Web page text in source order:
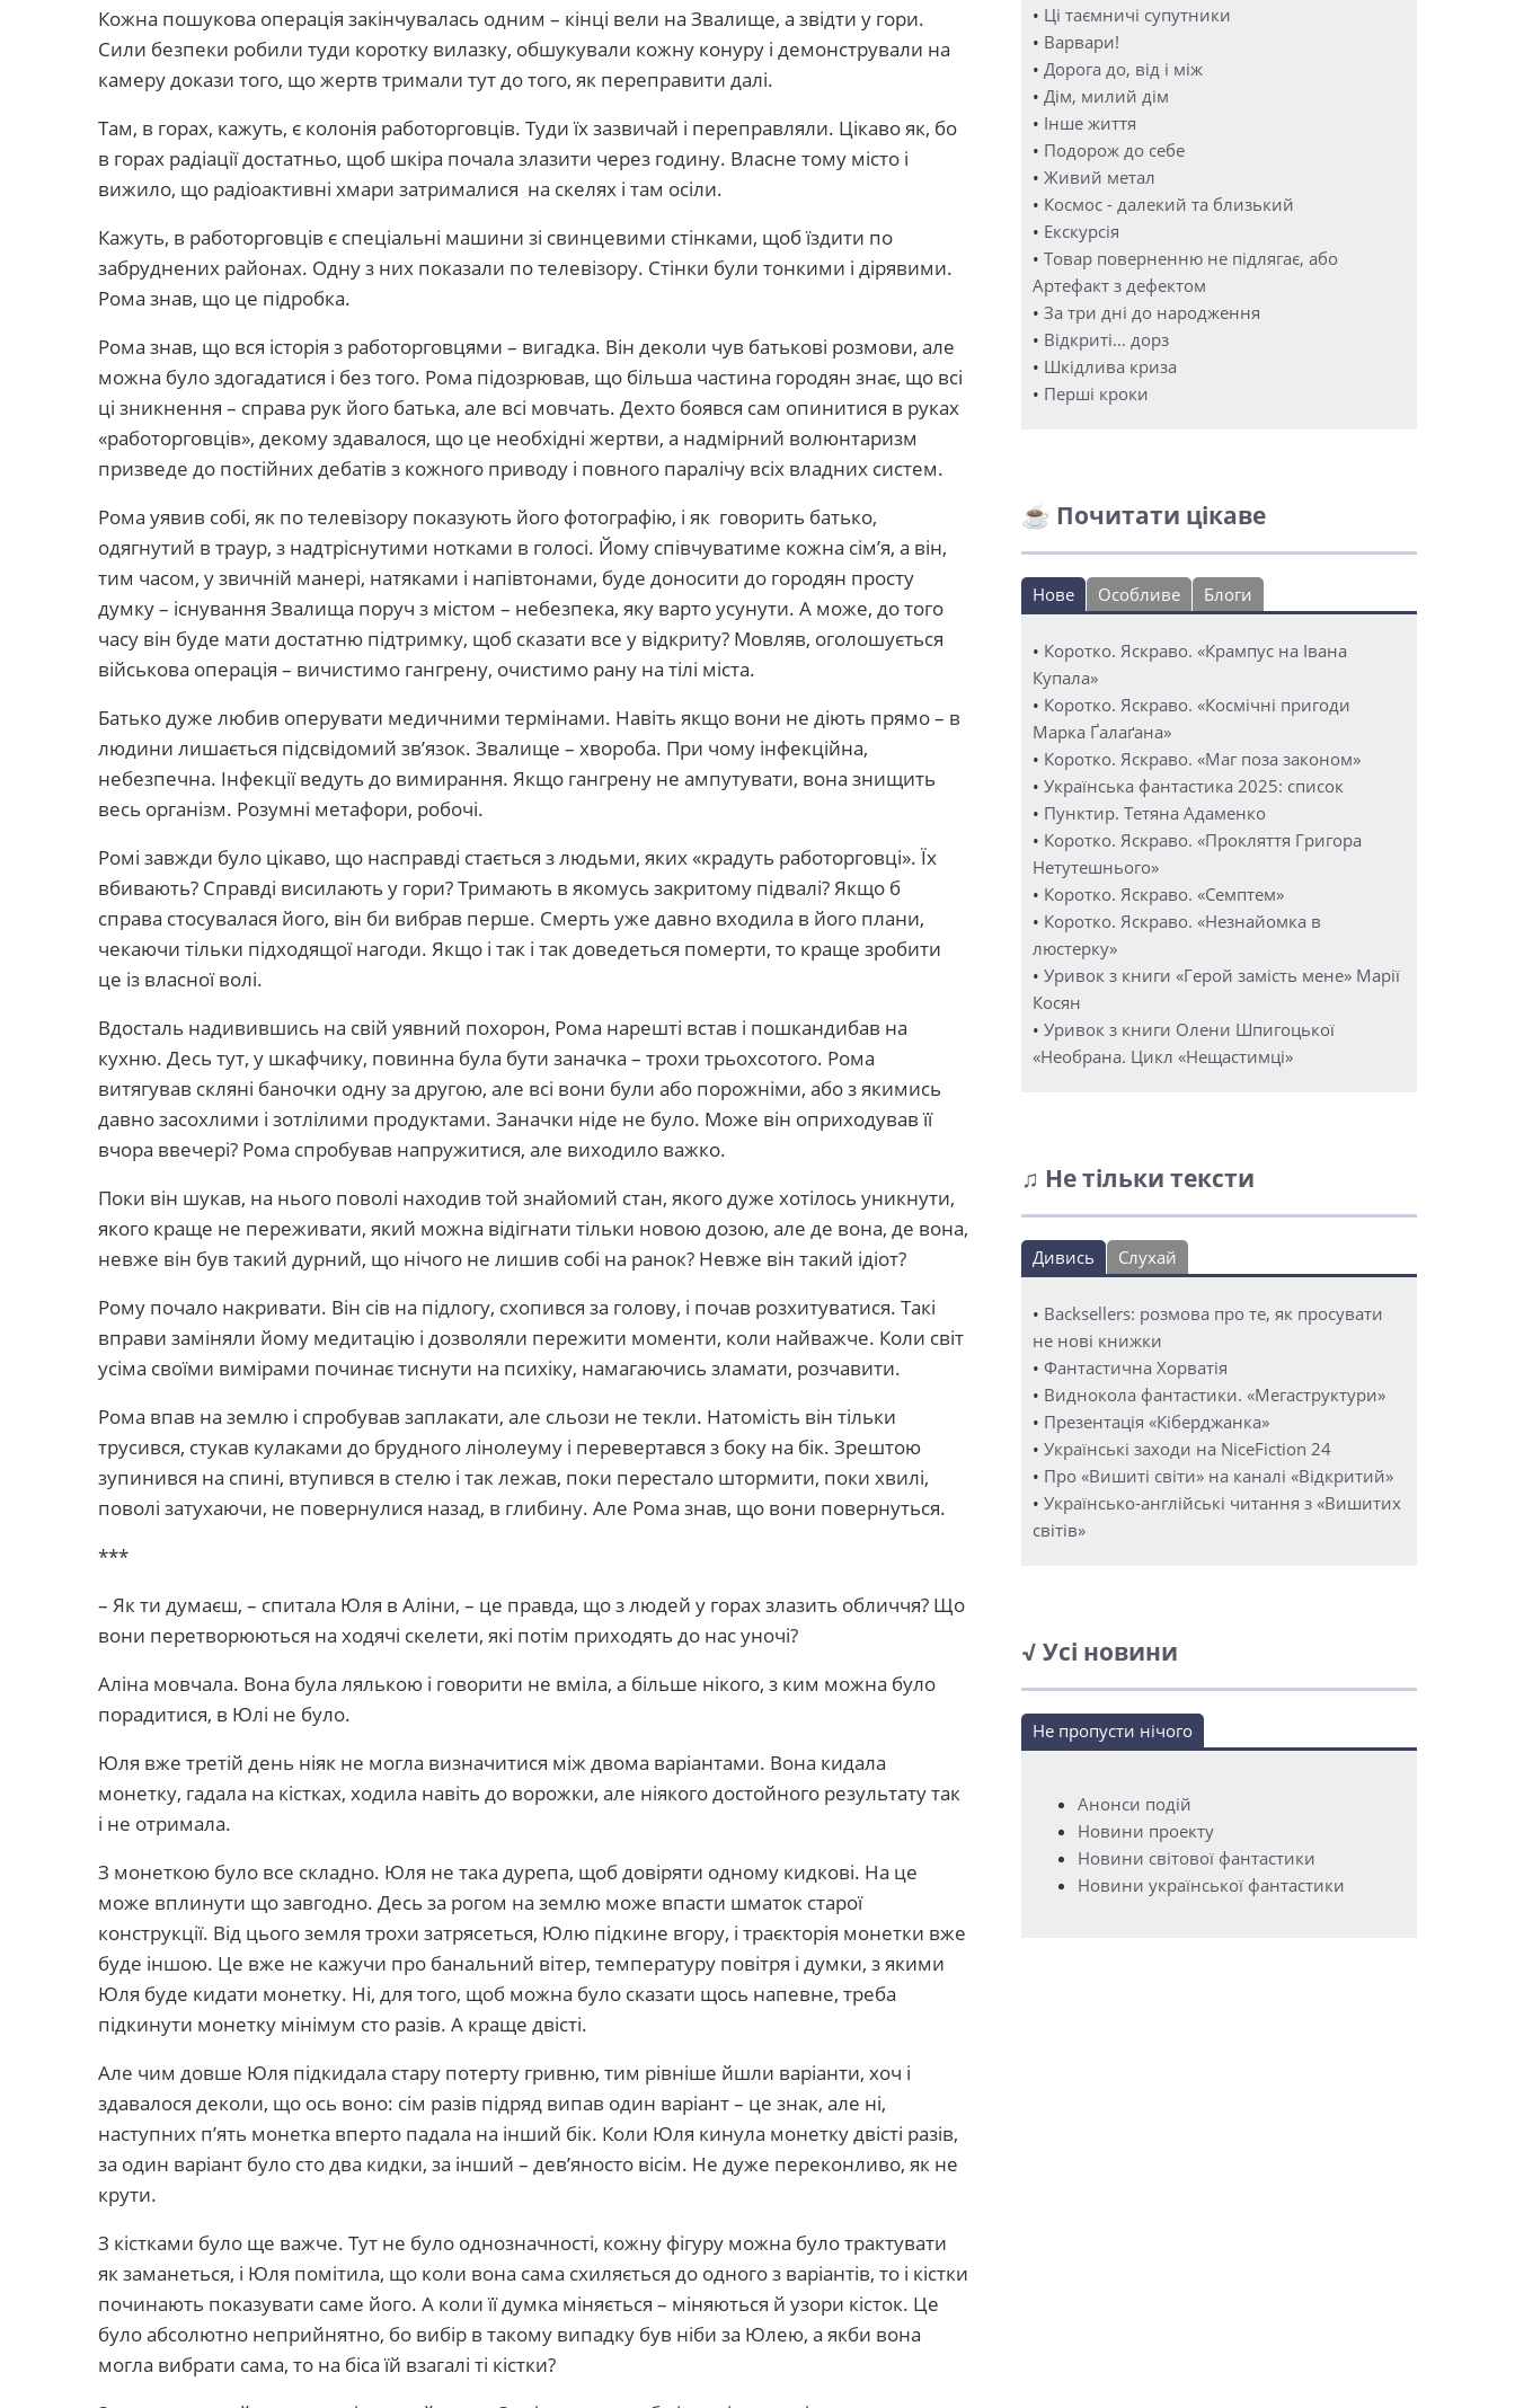
Кожна пошукова операція закінчувалась одним – кінці вели на Звалище, а звідти у гори.
Сили безпеки робили туди коротку вилазку, обшукували кожну конуру і демонстрували на
камеру докази того, що жертв тримали тут до того, як переправити далі.
Там, в горах, кажуть, є колонія работорговців. Туди їх зазвичай і переправляли. Цікаво як, бо
в горах радіації достатньо, щоб шкіра почала злазити через годину. Власне тому місто і
вижило, що радіоактивні хмари затрималися на скелях і там осіли.
Кажуть, в работорговців є спеціальні машини зі свинцевими стінками, щоб їздити по
забруднених районах. Одну з них показали по телевізору. Стінки були тонкими і дірявими.
Рома знав, що це підробка.
Рома знав, що вся історія з работорговцями – вигадка. Він деколи чув батькові розмови, але
можна було здогадатися і без того. Рома підозрював, що більша частина городян знає, що всі
ці зникнення – справа рук його батька, але всі мовчать. Дехто боявся сам опинитися в руках
«работорговців», декому здавалося, що це необхідні жертви, а надмірний волюнтаризм
призведе до постійних дебатів з кожного приводу і повного паралічу всіх владних систем.
Рома уявив собі, як по телевізору показують його фотографію, і як говорить батько,
одягнутий в траур, з надтріснутими нотками в голосі. Йому співчуватиме кожна сім’я, а він,
тим часом, у звичній манері, натяками і напівтонами, буде доносити до городян просту
думку – існування Звалища поруч з містом – небезпека, яку варто усунути. А може, до того
часу він буде мати достатню підтримку, щоб сказати все у відкриту? Мовляв, оголошується
військова операція – вичистимо гангрену, очистимо рану на тілі міста.
Батько дуже любив оперувати медичними термінами. Навіть якщо вони не діють прямо – в
людини лишається підсвідомий зв’язок. Звалище – хвороба. При чому інфекційна,
небезпечна. Інфекції ведуть до вимирання. Якщо гангрену не ампутувати, вона знищить
весь організм. Розумні метафори, робочі.
Ромі завжди було цікаво, що насправді стається з людьми, яких «крадуть работорговці». Їх
вбивають? Справді висилають у гори? Тримають в якомусь закритому підвалі? Якщо б
справа стосувалася його, він би вибрав перше. Смерть уже давно входила в його плани,
чекаючи тільки підходящої нагоди. Якщо і так і так доведеться померти, то краще зробити
це із власної волі.
Вдосталь надивившись на свій уявний похорон, Рома нарешті встав і пошкандибав на
кухню. Десь тут, у шкафчику, повинна була бути заначка – трохи трьохсотого. Рома
витягував скляні баночки одну за другою, але всі вони були або порожніми, або з якимись
давно засохлими і зотлілими продуктами. Заначки ніде не було. Може він оприходував її
вчора ввечері? Рома спробував напружитися, але виходило важко.
Поки він шукав, на нього поволі находив той знайомий стан, якого дуже хотілось уникнути,
якого краще не переживати, який можна відігнати тільки новою дозою, але де вона, де вона,
невже він був такий дурний, що нічого не лишив собі на ранок? Невже він такий ідіот?
Рому почало накривати. Він сів на підлогу, схопився за голову, і почав розхитуватися. Такі
вправи заміняли йому медитацію і дозволяли пережити моменти, коли найважче. Коли світ
усіма своїми вимірами починає тиснути на психіку, намагаючись зламати, розчавити.
Рома впав на землю і спробував заплакати, але сльози не текли. Натомість він тільки
трусився, стукав кулаками до брудного лінолеуму і перевертався з боку на бік. Зрештою
зупинився на спині, втупився в стелю і так лежав, поки перестало штормити, поки хвилі,
поволі затухаючи, не повернулися назад, в глибину. Але Рома знав, що вони повернуться.
***
– Як ти думаєш, – спитала Юля в Аліни, – це правда, що з людей у горах злазить обличчя? Що
вони перетворюються на ходячі скелети, які потім приходять до нас уночі?
Аліна мовчала. Вона була лялькою і говорити не вміла, а більше нікого, з ким можна було
порадитися, в Юлі не було.
Юля вже третій день ніяк не могла визначитися між двома варіантами. Вона кидала
монетку, гадала на кістках, ходила навіть до ворожки, але ніякого достойного результату так
і не отримала.
З монеткою було все складно. Юля не така дурепа, щоб довіряти одному кидкові. На це
може вплинути що завгодно. Десь за рогом на землю може впасти шматок старої
конструкції. Від цього земля трохи затрясеться, Юлю підкине вгору, і траєкторія монетки вже
буде іншою. Це вже не кажучи про банальний вітер, температуру повітря і думки, з якими
Юля буде кидати монетку. Ні, для того, щоб можна було сказати щось напевне, треба
підкинути монетку мінімум сто разів. А краще двісті.
Але чим довше Юля підкидала стару потерту гривню, тим рівніше йшли варіанти, хоч і
здавалося деколи, що ось воно: сім разів підряд випав один варіант – це знак, але ні,
наступних п’ять монетка вперто падала на інший бік. Коли Юля кинула монетку двісті разів,
за один варіант було сто два кидки, за інший – дев’яносто вісім. Не дуже переконливо, як не
крути.
З кістками було ще важче. Тут не було однозначності, кожну фігуру можна було трактувати
як заманеться, і Юля помітила, що коли вона сама схиляється до одного з варіантів, то і кістки
починають показувати саме його. А коли її думка міняється – міняються й узори кісток. Це
було абсолютно неприйнятно, бо вибір в такому випадку був ніби за Юлею, а якби вона
могла вибрати сама, то на біса їй взагалі ті кістки?
• Ці таємничі супутники
• Варвари!
• Дорога до, від і між
• Дім, милий дім
• Інше життя
• Подорож до себе
• Живий метал
• Космос - далекий та близький
• Екскурсія
• Товар поверненню не підлягає, або
Артефакт з дефектом
• За три дні до народження
• Відкриті… дорз
• Шкідлива криза
• Перші кроки
☕ Почитати цікаве
Нове Особливе Блоги
• Коротко. Яскраво. «Крампус на Івана
Купала»
• Коротко. Яскраво. «Космічні пригоди
Марка Ґалаґана»
• Коротко. Яскраво. «Маг поза законом»
• Українська фантастика 2025: список
• Пунктир. Тетяна Адаменко
• Коротко. Яскраво. «Прокляття Григора
Нетутешнього»
• Коротко. Яскраво. «Семптем»
• Коротко. Яскраво. «Незнайомка в
люстерку»
• Уривок з книги «Герой замість мене» Марії
Косян
• Уривок з книги Олени Шпигоцької
«Необрана. Цикл «Нещастимці»
♫ Не тільки тексти
Дивись Слухай
• Backsellers: розмова про те, як просувати
не нові книжки
• Фантастична Хорватія
• Виднокола фантастики. «Мегаструктури»
• Презентація «Кіберджанка»
• Українські заходи на NiceFiction 24
• Про «Вишиті світи» на каналі «Відкритий»
• Українсько-англійські читання з «Вишитих
світів»
√ Усі новини
Не пропусти нічого
Анонси подій
Новини проекту
Новини світової фантастики
Новини української фантастики